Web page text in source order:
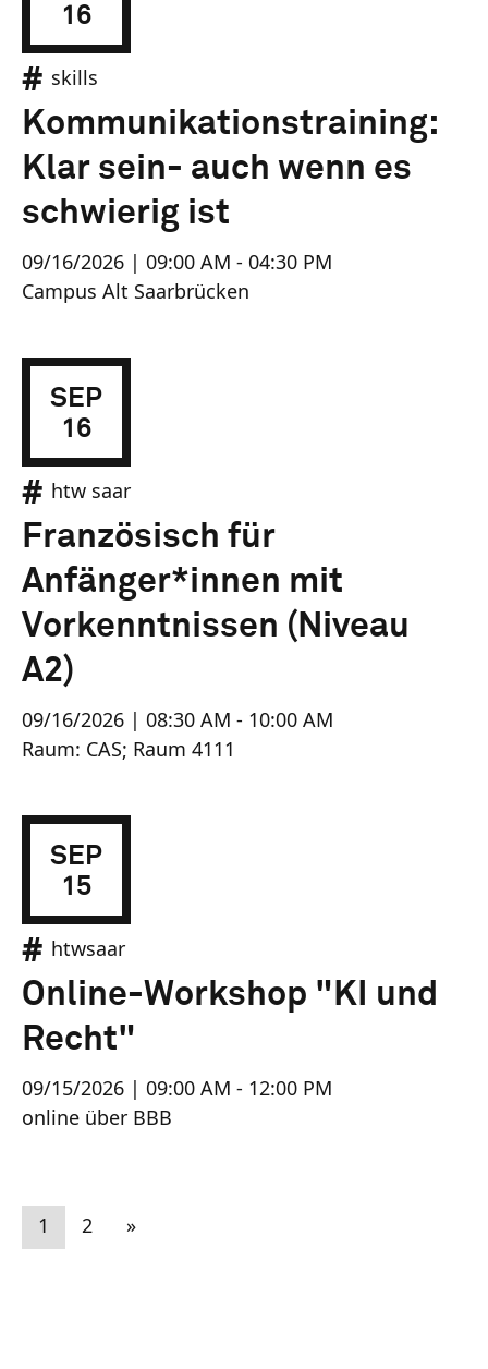
16
skills
Kommunikationstraining:
Klar sein- auch wenn es
schwierig ist
09/16/2026 | 09:00 AM - 04:30 PM
Campus Alt Saarbrücken
SEP
16
htw saar
Französisch für
Anfänger*innen mit
Vorkenntnissen (Niveau
A2)
09/16/2026 | 08:30 AM - 10:00 AM
Raum: CAS; Raum 4111
SEP
15
htwsaar
Online-Workshop "KI und
Recht"
09/15/2026 | 09:00 AM - 12:00 PM
online über BBB
1 2 »